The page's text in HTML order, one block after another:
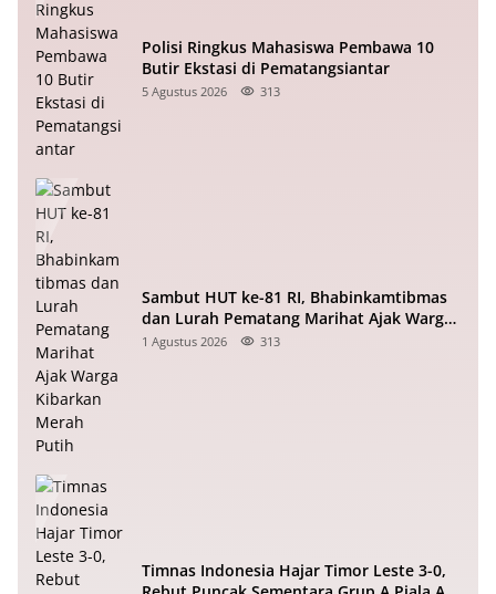
Polisi Ringkus Mahasiswa Pembawa 10
Butir Ekstasi di Pematangsiantar
5 Agustus 2026 313
Sambut HUT ke-81 RI, Bhabinkamtibmas
dan Lurah Pematang Marihat Ajak Warga
Kibarkan Merah Putih
1 Agustus 2026 313
Timnas Indonesia Hajar Timor Leste 3-0,